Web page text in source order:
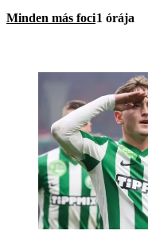
Minden más foci1 órája